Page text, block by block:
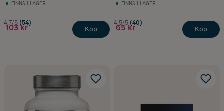
FINNS I LAGER
4.7/5 (54)
103 kr Köp
FINNS I LAGER
4.5/5 (40)
65 kr Köp